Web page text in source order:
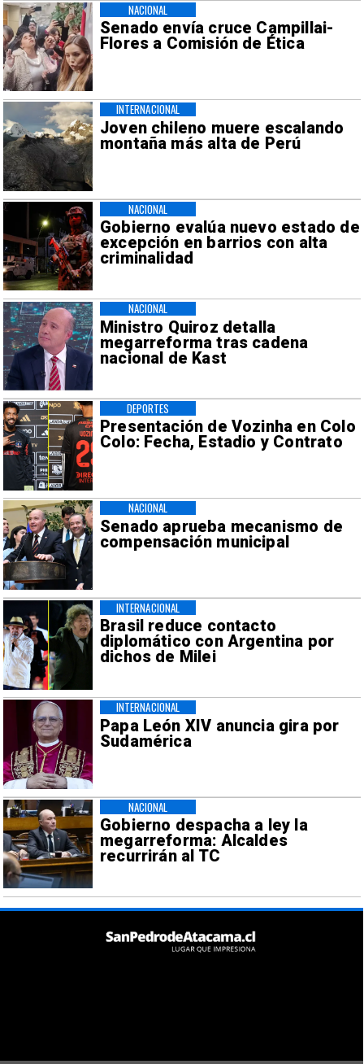
Senado envía cruce Campillai-
Flores a Comisión de Ética
NACIONAL
Joven chileno muere escalando
montaña más alta de Perú
INTERNACIONAL
Gobierno evalúa nuevo estado de
excepción en barrios con alta
criminalidad
NACIONAL
Ministro Quiroz detalla
megarreforma tras cadena
nacional de Kast
NACIONAL
Presentación de Vozinha en Colo
Colo: Fecha, Estadio y Contrato
DEPORTES
Senado aprueba mecanismo de
compensación municipal
NACIONAL
Brasil reduce contacto
diplomático con Argentina por
dichos de Milei
INTERNACIONAL
Papa León XIV anuncia gira por
Sudamérica
INTERNACIONAL
Gobierno despacha a ley la
megarreforma: Alcaldes
recurrirán al TC
NACIONAL